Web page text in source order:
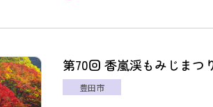
第70回 香嵐渓もみじまつ
豊田市